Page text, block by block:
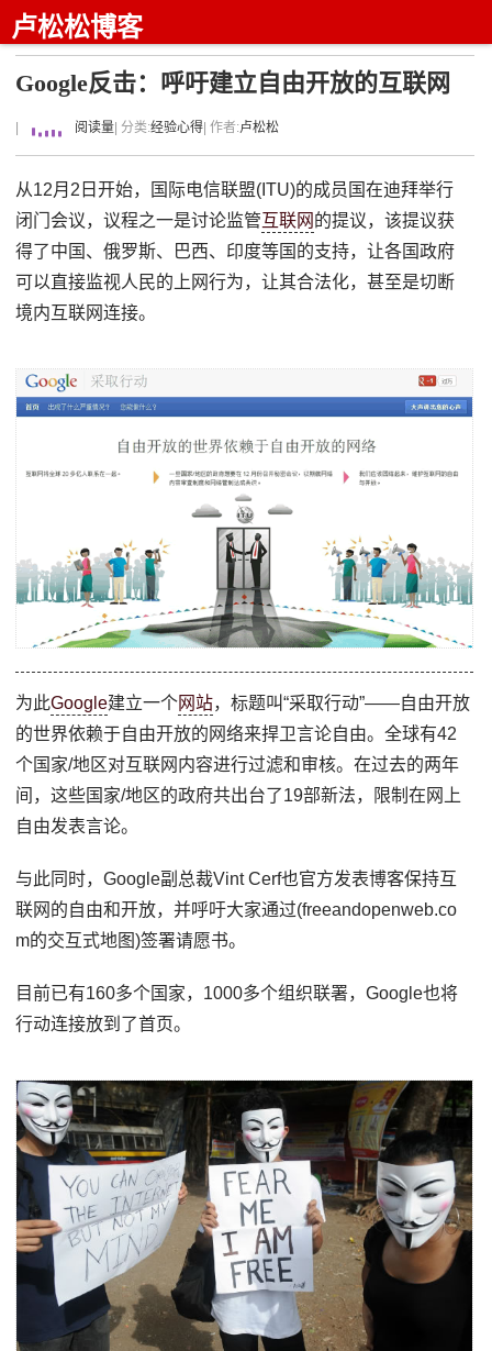
卢松松博客
Google反击：呼吁建立自由开放的互联网
阅读量 | 分类:经验心得 | 作者:卢松松
从12月2日开始，国际电信联盟(ITU)的成员国在迪拜举行
闭门会议，议程之一是讨论监管互联网 的提议，该提议获
得了中国、俄罗斯、巴西、印度等国的支持，让各国政府
可以直接监视人民的上网行为，让其合法化，甚至是切断
境内互联网连接。
为此Google建立一个网站，标题叫“采取行动”——自由开放
的世界依赖于自由开放的网络来捍卫言论自由。全球有42
个国家/地区对互联网内容进行过滤和审核。在过去的两年
间，这些国家/地区的政府共出台了19部新法，限制在网上
自由发表言论。
与此同时，Google副总裁Vint Cerf也官方发表博客保持互
联网的自由和开放，并呼吁大家通过(freeandopenweb.co
m的交互式地图)签署请愿书。
目前已有160多个国家，1000多个组织联署，Google也将
行动连接放到了首页。